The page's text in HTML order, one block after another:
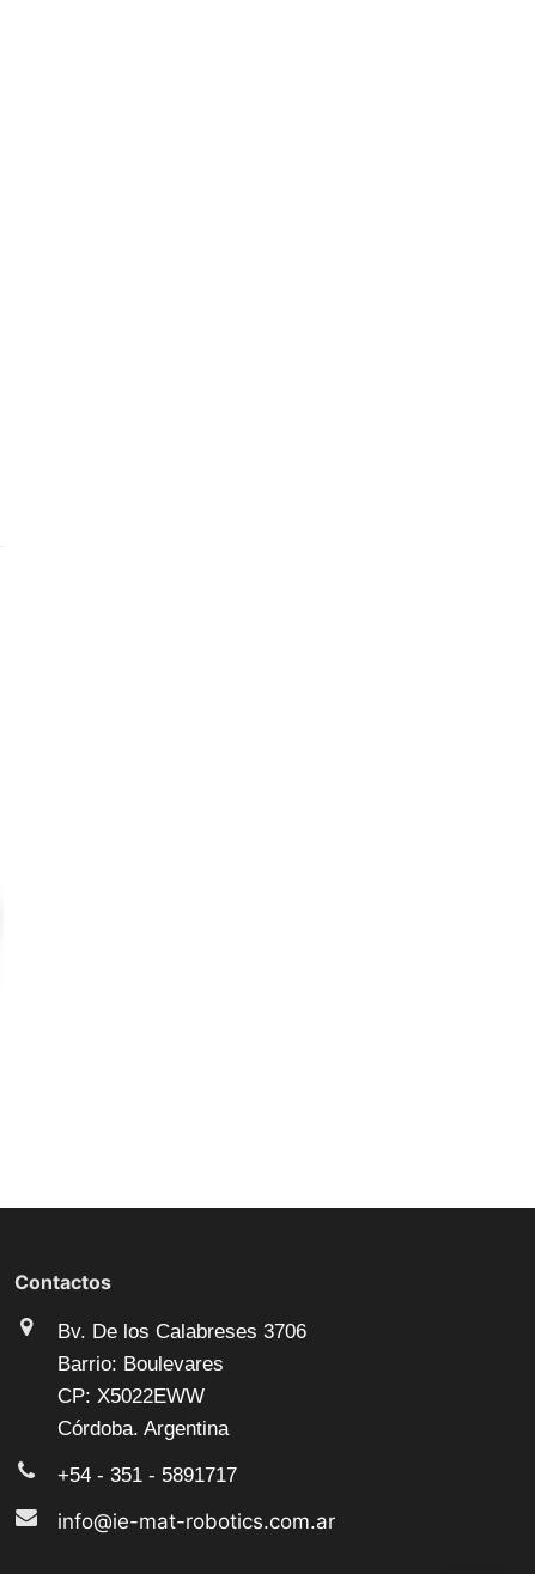
Contactos
Bv. De los Calabreses 3706
Barrio: Boulevares
CP: X5022EWW
Córdoba. Argentina
+54 - 351 - 5891717
info@ie-mat-robotics.com.ar